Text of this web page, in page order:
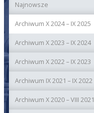
Najnowsze
Archiwum X 2024 – IX 2025
Archiwum X 2023 – IX 2024
Archiwum X 2022 – IX 2023
Archiwum IX 2021 – IX 2022
Archiwum X 2020 – VIII 2021